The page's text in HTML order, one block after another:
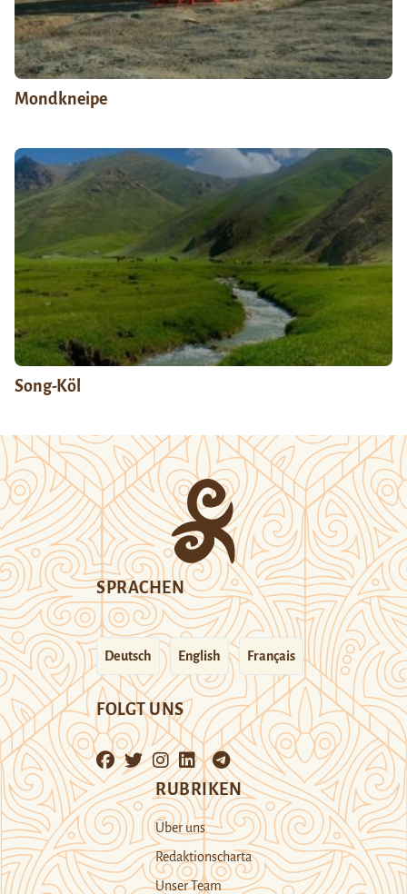
Mondkneipe
Song-Köl
SPRACHEN
Deutsch English Français
FOLGT UNS
RUBRIKEN
Über uns
Redaktionscharta
Unser Team